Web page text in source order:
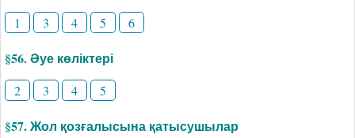
1 3 4 5 6
§56. Әуе көліктері
2 3 4 5
§57. Жол қозғалысына қатысушылар